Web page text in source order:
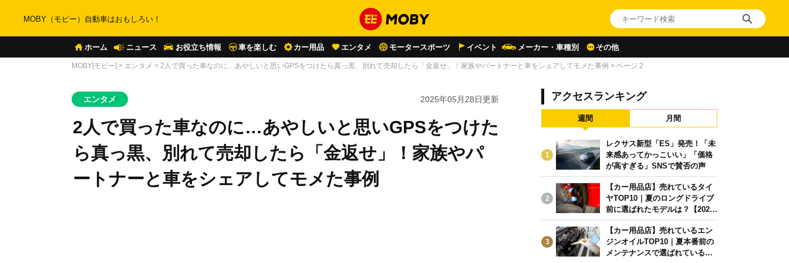
MOBY（モビー）自動車はおもしろい！
ホーム ニュース お役立ち情報 車を楽しむ カー用品 エンタメ モータースポーツ イベント メーカー・車種別 その他
MOBY[モビー] > エンタメ > 2人で買った車なのに…あやしいと思いGPSをつけたら真っ黒、別れて売却したら「金返せ」！家族やパートナーと車をシェアしてモメた事例 > ページ 2
エンタメ 2025年05月28日更新
2人で買った車なのに…あやしいと思いGPSをつけた
ら真っ黒、別れて売却したら「金返せ」！家族やパ
ートナーと車をシェアしてモメた事例
アクセスランキング
週間 月間
1
レクサス新型「ES」発売！「未
来感あってかっこいい」「価格
が高すぎる」SNSで賛否の声
2
【カー用品店】売れているタイ
ヤTOP10｜夏のロングドライブ
前に選ばれたモデルは？【2026
年6月版】
3
【カー用品店】売れているエン
ジンオイルTOP10｜夏本番前の
メンテナンスで選ばれている人